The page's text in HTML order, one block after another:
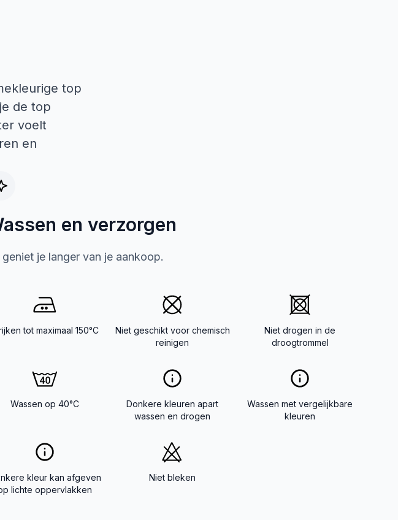
top
de top
voelt
en
en verzorgen
geniet je langer van je aankoop.
tot maximaal 150°C
Niet geschikt voor chemisch
reinigen
Niet drogen in de
droogtrommel
Wassen op 40°C
Donkere kleuren apart
wassen en drogen
Wassen met vergelijkbare
kleuren
kleur kan afgeven
lichte oppervlakken
Niet bleken